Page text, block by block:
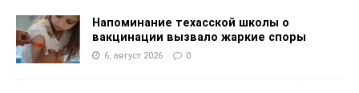
Напоминание техасской школы о
вакцинации вызвало жаркие споры
6, август 2026 0